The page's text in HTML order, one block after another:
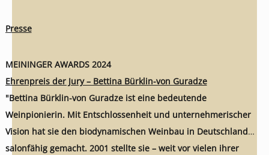
Presse
MEININGER AWARDS 2024
Ehrenpreis der Jury – Bettina Bürklin-von Guradze
"Bettina Bürklin-von Guradze ist eine bedeutende
Weinpionierin. Mit Entschlossenheit und unternehmerischer
Vision hat sie den biodynamischen Weinbau in Deutschland
salonfähig gemacht. 2001 stellte sie – weit vor vielen ihrer